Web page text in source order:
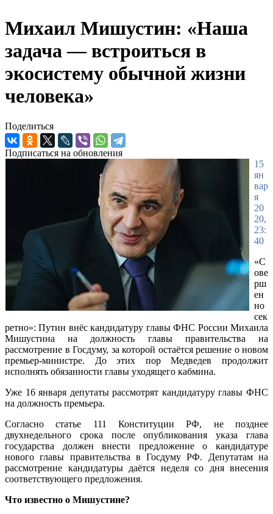
Михаил Мишустин: «Наша
задача — встроиться в
экосистему обычной жизни
человека»
Поделиться
Подписаться на обновления
15
ян
вар
я
20
20,
23:
40
«С
ове
рш
ен
но
сек
ретно»: Путин внёс кандидатуру главы ФНС России Михаила
Мишустина на должность главы правительства на
рассмотрение в Госдуму, за которой остаётся решение о новом
премьер-министре. До этих пор Медведев продолжит
исполнять обязанности главы уходящего кабмина.
Уже 16 января депутаты рассмотрят кандидатуру главы ФНС
на должность премьера.
Согласно статье 111 Конституции РФ, не позднее
двухнедельного срока после опубликования указа глава
государства должен внести предложение о кандидатуре
нового главы правительства в Госдуму РФ. Депутатам на
рассмотрение кандидатуры даётся неделя со дня внесения
соответствующего предложения.
Что известно о Мишустине?